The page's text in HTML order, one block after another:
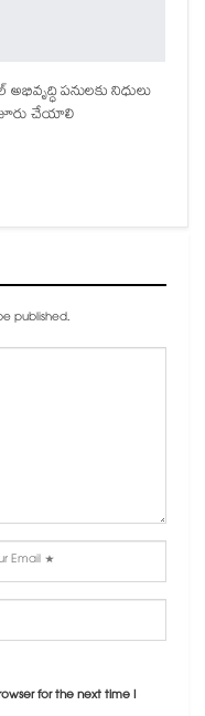
అభివృద్ధి పనులకు నిధులు
చేయాలి
published.
for the next time I